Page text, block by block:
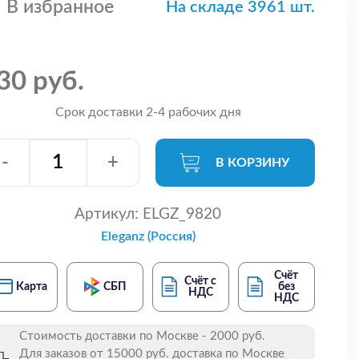
В избранное На складе 3961 шт.
руб.
Срок доставки 2-4 рабочих дня
- + В КОРЗИНУ
Артикул: ELGZ_9820
Eleganz (Россия)
Карта СБП
Счёт с
НДС
Счёт
без
НДС
Стоимость доставки по Москве - 2000 руб.
Для заказов от 15000 руб. доставка по Москве